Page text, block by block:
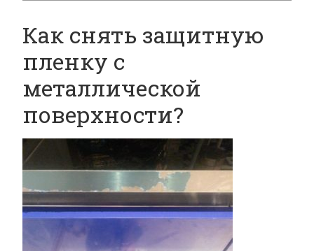
Как снять защитную
пленку с
металлической
поверхности?